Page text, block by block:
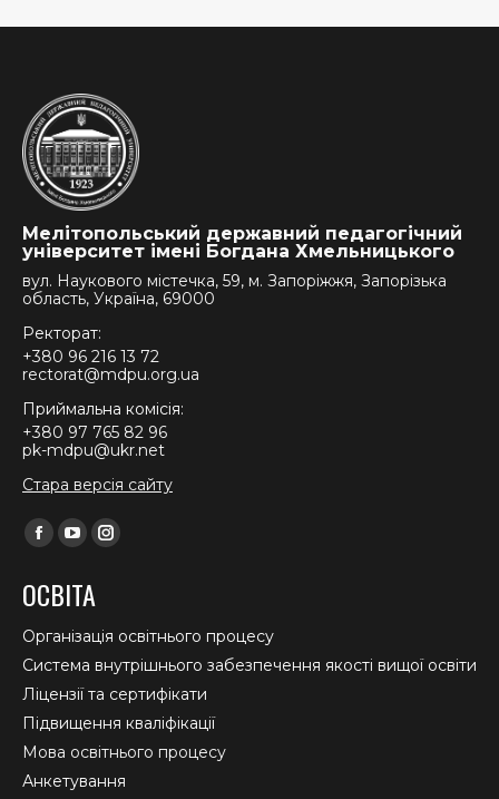
Мелітопольський державний педагогічний
університет імені Богдана Хмельницького
вул. Наукового містечка, 59, м. Запоріжжя, Запорізька
область, Україна, 69000
Ректорат:
+380 96 216 13 72
rectorat@mdpu.org.ua
Приймальна комісія:
+380 97 765 82 96
pk-mdpu@ukr.net
Стара версія сайту
Find us on:
Facebook
opens
in
new
window
YouTube
opens
in
new
window
Instagram
in
new
window
ОСВІТА
Організація освітнього процесу
Система внутрішнього забезпечення якості вищої освіти
Ліцензії та сертифікати
Підвищення кваліфікації
Мова освітнього процесу
Анкетування